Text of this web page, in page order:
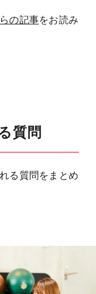
の記事をお読み
質問
る質問をまとめ